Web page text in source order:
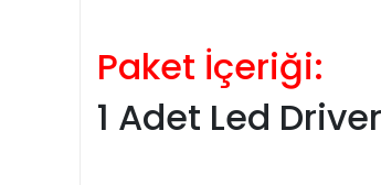
Paket İçeriği:
1 Adet Led